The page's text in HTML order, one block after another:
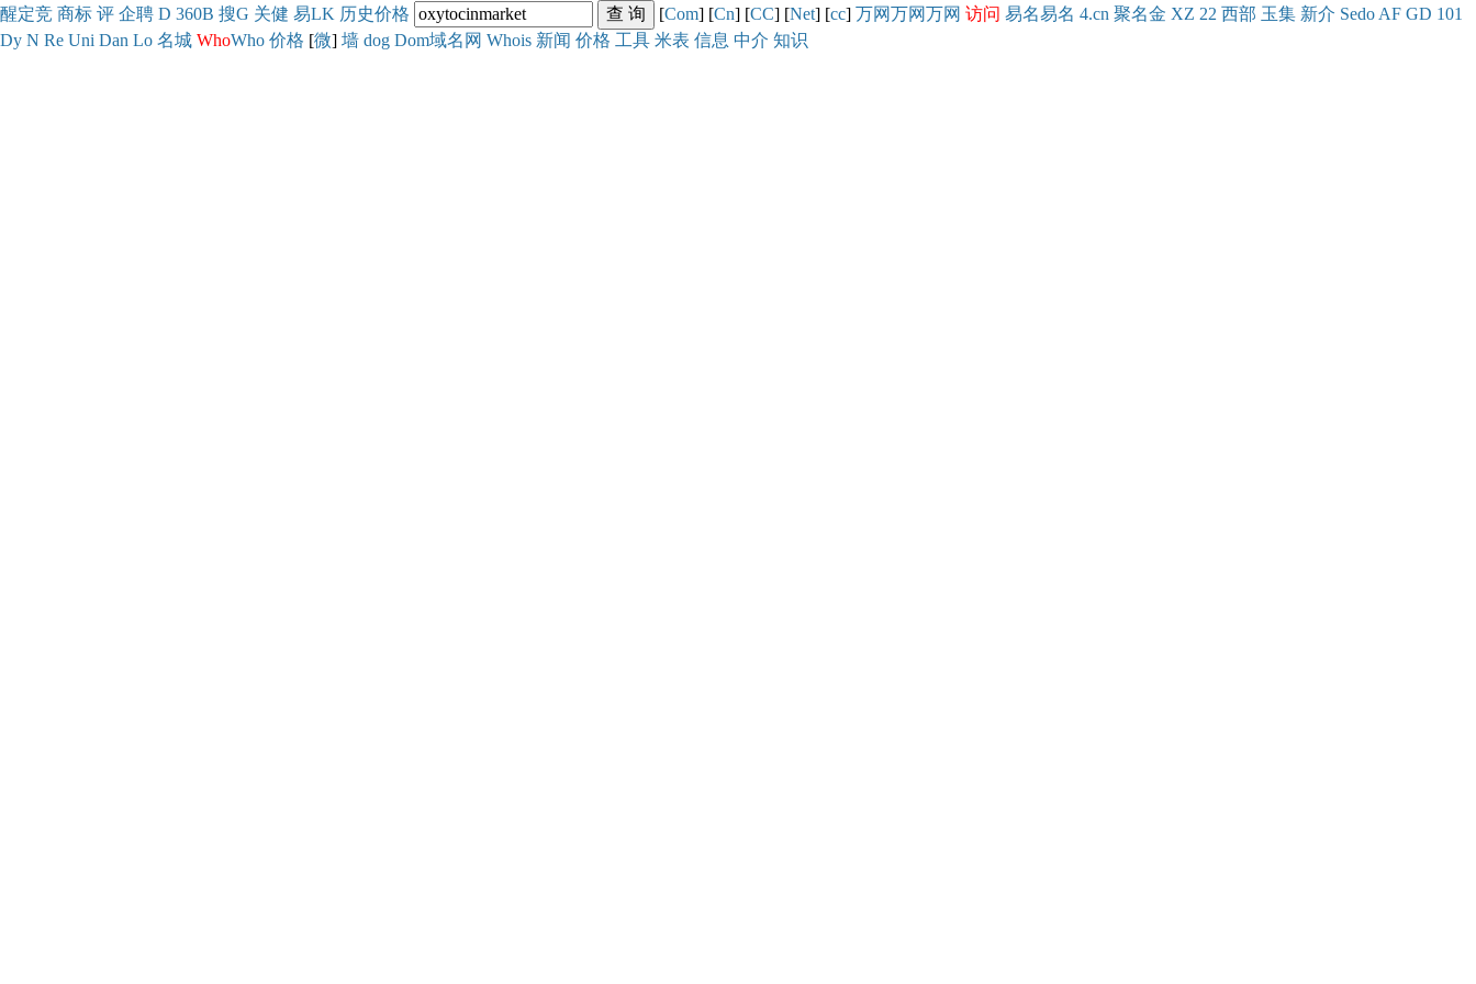
醒定竞 商标 评 企聘 D 360B 搜G 关健 易LK 历史价格 [Com] [Cn] [CC] [Net] [cc] 万网万网万网 访问 易名易名 4.cn 聚名金 XZ 22 西部 玉集 新介 Sedo AF GD 101
Dy N Re Uni Dan Lo 名城 WhoWho 价格 [微] 墙 dog Dom域名网 Whois 新闻 价格 工具 米表 信息 中介 知识